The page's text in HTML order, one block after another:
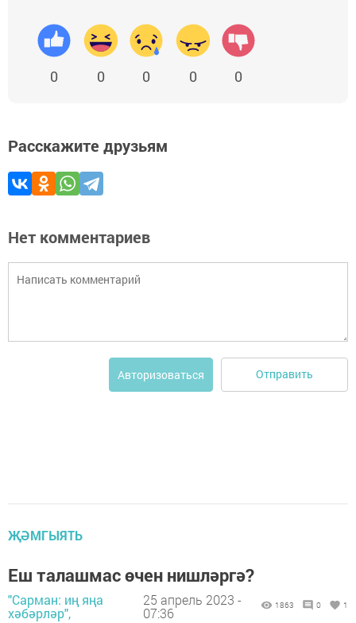
0 0 0 0 0
Расскажите друзьям
Нет комментариев
Авторизоваться Отправить
ҖӘМГЫЯТЬ
Еш талашмас өчен нишләргә?
"Сарман: иң яңа
хәбәрләр",
25 апрель 2023 -
07:36
1863 0 1